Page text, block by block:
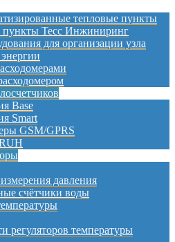
тепловые пункты
пункты Тесс Инжиниринг
для организации узла
Base
Smart
GSM/GPRS
давления
счётчики воды
регуляторов температуры